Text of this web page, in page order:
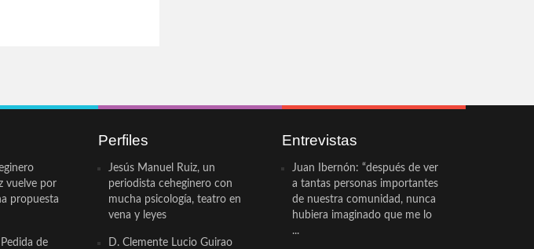
vuelve por
propuesta
de
Perfiles
Jesús Manuel Ruiz, un
periodista ceheginero con
mucha psicología, teatro en
vena y leyes
D. Clemente Lucio Guirao
Entrevistas
Juan Ibernón: “después de ver
a tantas personas importantes
de nuestra comunidad, nunca
hubiera imaginado que me lo
...